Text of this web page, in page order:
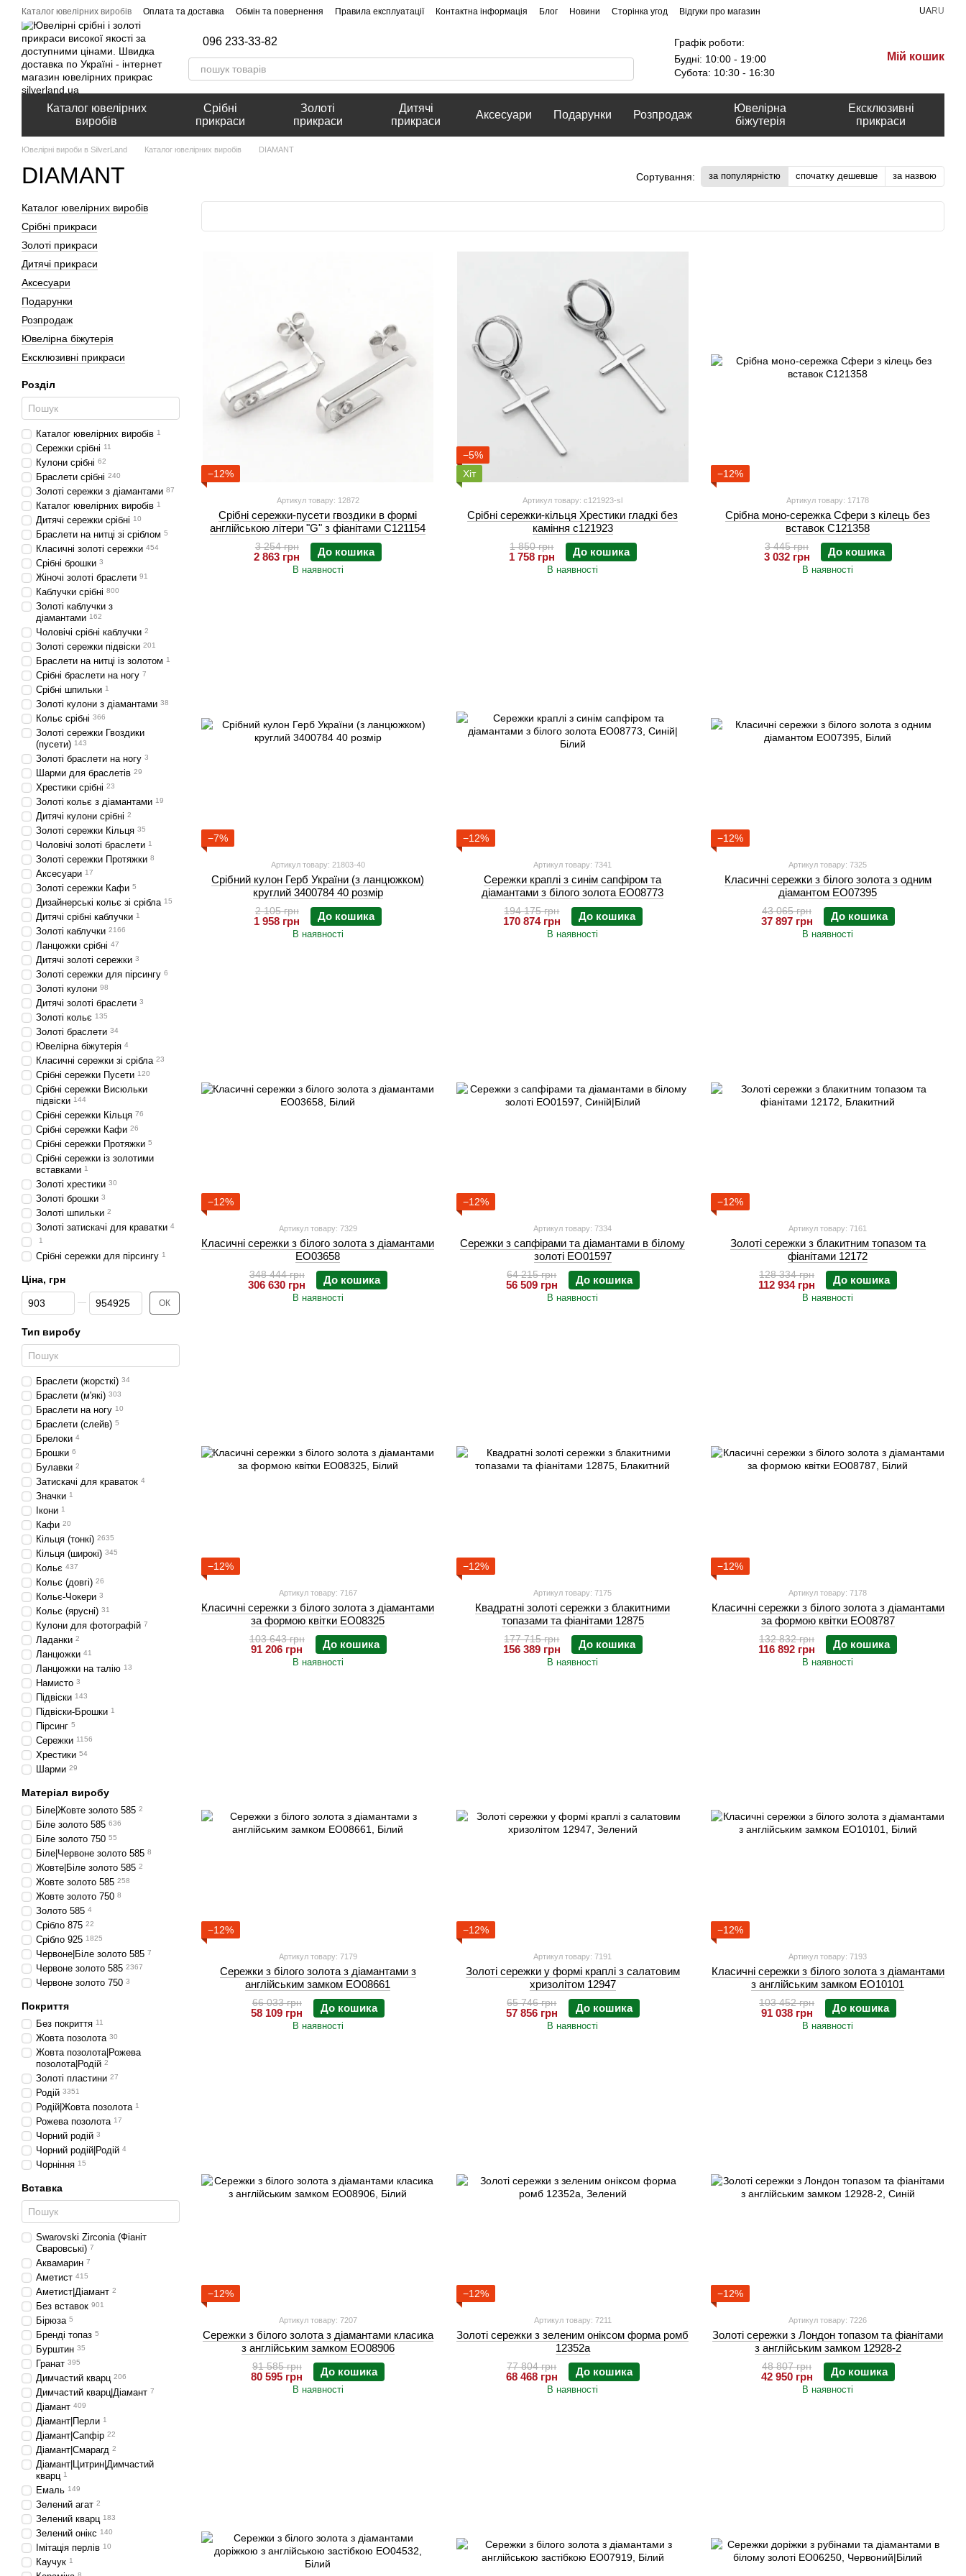
Перейти до основного контенту
Каталог ювелірних виробів Оплата та доставка Обмін та повернення Правила експлуатації Контактна інформація Блог Новини Сторінка угод Відгуки про магазин UARU
096 233-33-82
Графік роботи:
Будні: 10:00 - 19:00
Субота: 10:30 - 16:30
Мій кошик
Каталог ювелірних
виробів
Срібні
прикраси
Золоті
прикраси
Дитячі
прикраси
Аксесуари Подарунки Розпродаж
Ювелірна
біжутерія
Ексклюзивні
прикраси
Ювелірні вироби в SilverLand Каталог ювелірних виробів DIAMANT
DIAMANT Сортування: за популярністю спочатку дешевше за назвою
−12%
Артикул товару: 12872
Срібні сережки-пусети гвоздики в формі
англійською літери "G" з фіанітами C121154
3 254 грн
2 863 грн До кошика
В наявності
−5%
Хіт
Артикул товару: c121923-sl
Срібні сережки-кільця Хрестики гладкі без
каміння c121923
1 850 грн
1 758 грн До кошика
В наявності
−12%
Артикул товару: 17178
Срібна моно-сережка Сфери з кілець без
вставок C121358
3 445 грн
3 032 грн До кошика
В наявності
−7%
Артикул товару: 21803-40
Срібний кулон Герб України (з ланцюжком)
круглий 3400784 40 розмір
2 105 грн
1 958 грн До кошика
В наявності
−12%
Артикул товару: 7341
Сережки краплі з синім сапфіром та
діамантами з білого золота EO08773
194 175 грн
170 874 грн До кошика
В наявності
−12%
Артикул товару: 7325
Класичні сережки з білого золота з одним
діамантом EO07395
43 065 грн
37 897 грн До кошика
В наявності
−12%
Артикул товару: 7329
Класичні сережки з білого золота з діамантами
EO03658
348 444 грн
306 630 грн До кошика
В наявності
−12%
Артикул товару: 7334
Сережки з сапфірами та діамантами в білому
золоті EO01597
64 215 грн
56 509 грн До кошика
В наявності
−12%
Артикул товару: 7161
Золоті сережки з блакитним топазом та
фіанітами 12172
128 334 грн
112 934 грн До кошика
В наявності
−12%
Артикул товару: 7167
Класичні сережки з білого золота з діамантами
за формою квітки EO08325
103 643 грн
91 206 грн До кошика
В наявності
−12%
Артикул товару: 7175
Квадратні золоті сережки з блакитними
топазами та фіанітами 12875
177 715 грн
156 389 грн До кошика
В наявності
−12%
Артикул товару: 7178
Класичні сережки з білого золота з діамантами
за формою квітки EO08787
132 832 грн
116 892 грн До кошика
В наявності
−12%
Артикул товару: 7179
Сережки з білого золота з діамантами з
англійським замком EO08661
66 033 грн
58 109 грн До кошика
В наявності
−12%
Артикул товару: 7191
Золоті сережки у формі краплі з салатовим
хризолітом 12947
65 746 грн
57 856 грн До кошика
В наявності
−12%
Артикул товару: 7193
Класичні сережки з білого золота з діамантами
з англійським замком EO10101
103 452 грн
91 038 грн До кошика
В наявності
−12%
Артикул товару: 7207
Сережки з білого золота з діамантами класика
з англійським замком EO08906
91 585 грн
80 595 грн До кошика
В наявності
−12%
Артикул товару: 7211
Золоті сережки з зеленим оніксом форма ромб
12352а
77 804 грн
68 468 грн До кошика
В наявності
−12%
Артикул товару: 7226
Золоті сережки з Лондон топазом та фіанітами
з англійським замком 12928-2
48 807 грн
42 950 грн До кошика
В наявності
Каталог ювелірних виробів
Срібні прикраси
Золоті прикраси
Дитячі прикраси
Аксесуари
Подарунки
Розпродаж
Ювелірна біжутерія
Ексклюзивні прикраси
Розділ
Каталог ювелірних виробів 1
Сережки срібні 11
Кулони срібні 62
Браслети срібні 240
Золоті сережки з діамантами 87
Каталог ювелірних виробів 1
Дитячі сережки срібні 10
Браслети на нитці зі сріблом 5
Класичні золоті сережки 454
Срібні брошки 3
Жіночі золоті браслети 91
Каблучки срібні 800
Золоті каблучки з
діамантами 162
Чоловічі срібні каблучки 2
Золоті сережки підвіски 201
Браслети на нитці із золотом 1
Срібні браслети на ногу 7
Срібні шпильки 1
Золоті кулони з діамантами 38
Кольє срібні 366
Золоті сережки Гвоздики
(пусети) 143
Золоті браслети на ногу 3
Шарми для браслетів 29
Хрестики срібні 23
Золоті кольє з діамантами 19
Дитячі кулони срібні 2
Золоті сережки Кільця 35
Чоловічі золоті браслети 1
Золоті сережки Протяжки 8
Аксесуари 17
Золоті сережки Кафи 5
Дизайнерські кольє зі срібла 15
Дитячі срібні каблучки 1
Золоті каблучки 2166
Ланцюжки срібні 47
Дитячі золоті сережки 3
Золоті сережки для пірсингу 6
Золоті кулони 98
Дитячі золоті браслети 3
Золоті кольє 135
Золоті браслети 34
Ювелірна біжутерія 4
Класичні сережки зі срібла 23
Срібні сережки Пусети 120
Срібні сережки Висюльки
підвіски 144
Срібні сережки Кільця 76
Срібні сережки Кафи 26
Срібні сережки Протяжки 5
Срібні сережки із золотими
вставками 1
Золоті хрестики 30
Золоті брошки 3
Золоті шпильки 2
Золоті затискачі для краватки 4
1
Срібні сережки для пірсингу 1
Ціна, грн
Від Ціна, грн
До Ціна, грн ОК
Тип виробу
Браслети (жорсткі) 34
Браслети (м'які) 303
Браслети на ногу 10
Браслети (слейв) 5
Брелоки 4
Брошки 6
Булавки 2
Затискачі для краваток 4
Значки 1
Ікони 1
Кафи 20
Кільця (тонкі) 2635
Кільця (широкі) 345
Кольє 437
Кольє (довгі) 26
Кольє-Чокери 3
Кольє (ярусні) 31
Кулони для фотографій 7
Ладанки 2
Ланцюжки 41
Ланцюжки на талію 13
Намисто 3
Підвіски 143
Підвіски-Брошки 1
Пірсинг 5
Сережки 1156
Хрестики 54
Шарми 29
Матеріал виробу
Біле|Жовте золото 585 2
Біле золото 585 636
Біле золото 750 55
Біле|Червоне золото 585 8
Жовте|Біле золото 585 2
Жовте золото 585 258
Жовте золото 750 8
Золото 585 4
Срібло 875 22
Срібло 925 1825
Червоне|Біле золото 585 7
Червоне золото 585 2367
Червоне золото 750 3
Покриття
Без покриття 11
Жовта позолота 30
Жовта позолота|Рожева
позолота|Родій 2
Золоті пластини 27
Родій 3351
Родій|Жовта позолота 1
Рожева позолота 17
Чорний родій 3
Чорний родій|Родій 4
Чорніння 15
Вставка
Swarovski Zirconia (Фіаніт
Сваровські) 7
Аквамарин 7
Аметист 415
Аметист|Діамант 2
Без вставок 901
Бірюза 5
Бренді топаз 5
Бурштин 35
Гранат 395
Димчастий кварц 206
Димчастий кварц|Діамант 7
Діамант 409
Діамант|Перли 1
Діамант|Сапфір 22
Діамант|Смарагд 2
Діамант|Цитрин|Димчастий
кварц 1
Емаль 149
Зелений агат 2
Зелений кварц 183
Зелений онікс 140
Імітація перлів 10
Каучук 1